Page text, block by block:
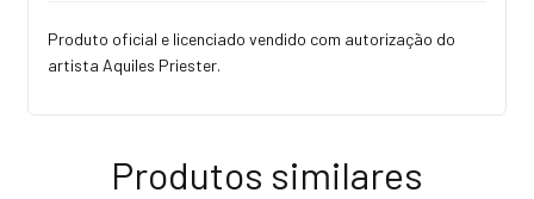
Produto oficial e licenciado vendido com autorização do
artista Aquiles Priester.
Produtos similares